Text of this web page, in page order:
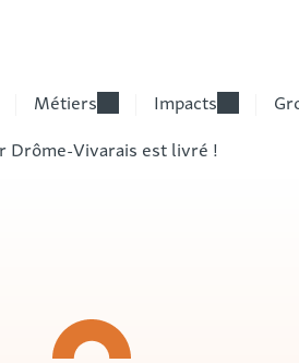
Métiers Impacts
Drôme-Vivarais est livré !